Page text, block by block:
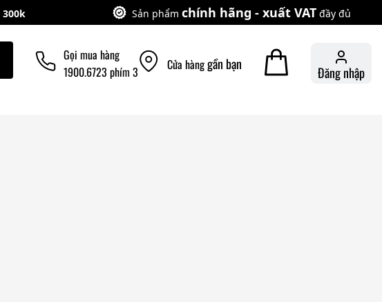
300k Sản phẩm chính hãng - xuất VAT đầy đủ
Gọi mua hàng
1900.6723 phím 3
Cửa hànggần bạn Đăng nhập